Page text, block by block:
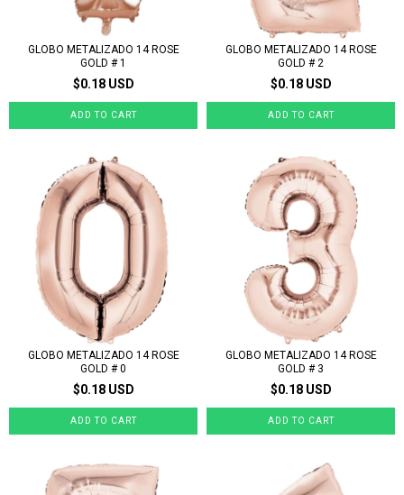
GLOBO METALIZADO 14 ROSE
GOLD # 1
$0.18 USD
GLOBO METALIZADO 14 ROSE
GOLD # 2
$0.18 USD
GLOBO METALIZADO 14 ROSE
GOLD # 0
$0.18 USD
GLOBO METALIZADO 14 ROSE
GOLD # 3
$0.18 USD